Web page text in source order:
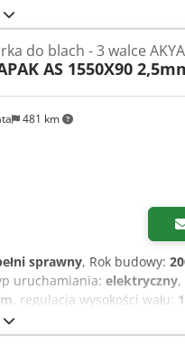
481 km
do blach - 3 walce
AS 1550X90
sprawny, Rok budowy:
uruchamiania: elektryczny,
, regulacja wysokości wału:
1 150 mm, moc:1,1 kW